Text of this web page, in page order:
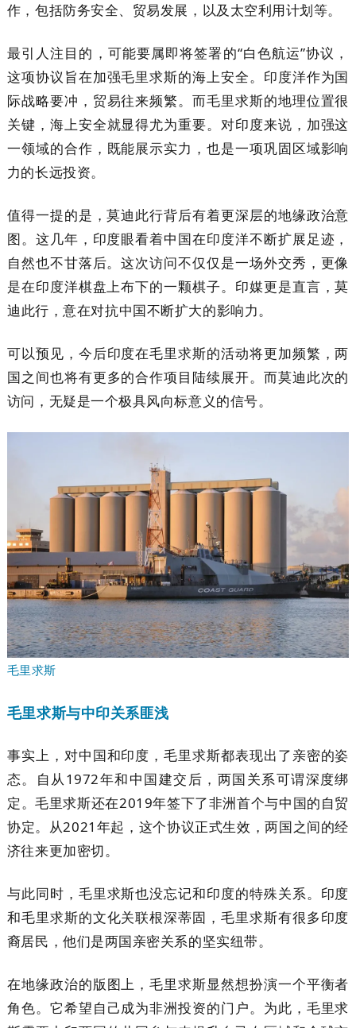
作，包括防务安全、贸易发展，以及太空利用计划等。
最引人注目的，可能要属即将签署的“白色航运”协议，
这项协议旨在加强毛里求斯的海上安全。印度洋作为国
际战略要冲，贸易往来频繁。而毛里求斯的地理位置很
关键，海上安全就显得尤为重要。对印度来说，加强这
一领域的合作，既能展示实力，也是一项巩固区域影响
力的长远投资。
值得一提的是，莫迪此行背后有着更深层的地缘政治意
图。这几年，印度眼看着中国在印度洋不断扩展足迹，
自然也不甘落后。这次访问不仅仅是一场外交秀，更像
是在印度洋棋盘上布下的一颗棋子。印媒更是直言，莫
迪此行，意在对抗中国不断扩大的影响力。
可以预见，今后印度在毛里求斯的活动将更加频繁，两
国之间也将有更多的合作项目陆续展开。而莫迪此次的
访问，无疑是一个极具风向标意义的信号。
毛里求斯
毛里求斯与中印关系匪浅
事实上，对中国和印度，毛里求斯都表现出了亲密的姿
态。自从1972年和中国建交后，两国关系可谓深度绑
定。毛里求斯还在2019年签下了非洲首个与中国的自贸
协定。从2021年起，这个协议正式生效，两国之间的经
济往来更加密切。
与此同时，毛里求斯也没忘记和印度的特殊关系。印度
和毛里求斯的文化关联根深蒂固，毛里求斯有很多印度
裔居民，他们是两国亲密关系的坚实纽带。
在地缘政治的版图上，毛里求斯显然想扮演一个平衡者
角色。它希望自己成为非洲投资的门户。为此，毛里求